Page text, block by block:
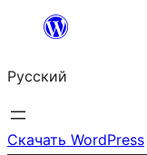
Перейти
содержимому
Русский
Скачать WordPress